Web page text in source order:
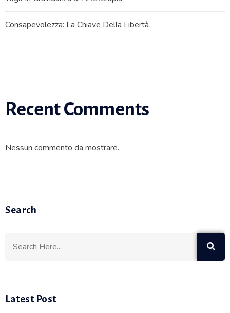
Consapevolezza: La Chiave Della Libertà
Recent Comments
Nessun commento da mostrare.
Search
Latest Post